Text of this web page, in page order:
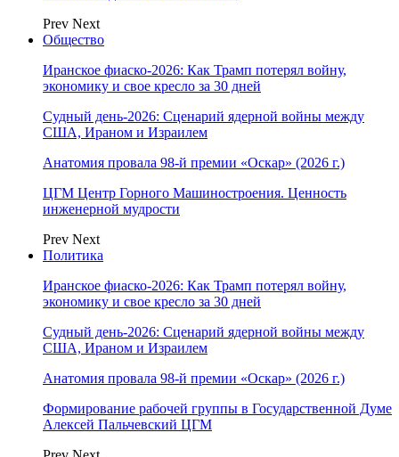
Prev Next
Общество
Иранское фиаско-2026: Как Трамп потерял войну,
экономику и свое кресло за 30 дней
Судный день-2026: Сценарий ядерной войны между
США, Ираном и Израилем
Анатомия провала 98-й премии «Оскар» (2026 г.)
ЦГМ Центр Горного Машиностроения. Ценность
инженерной мудрости
Prev Next
Политика
Иранское фиаско-2026: Как Трамп потерял войну,
экономику и свое кресло за 30 дней
Судный день-2026: Сценарий ядерной войны между
США, Ираном и Израилем
Анатомия провала 98-й премии «Оскар» (2026 г.)
Формирование рабочей группы в Государственной Думе
Алексей Пальчевский ЦГМ